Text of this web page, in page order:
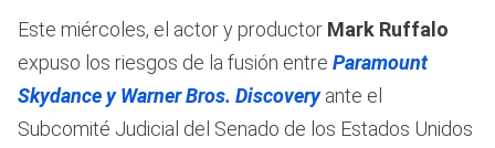
Este miércoles, el actor y productor Mark Ruffalo
expuso los riesgos de la fusión entre Paramount
Skydance y Warner Bros. Discoveryante el
Subcomité Judicial del Senado de los Estados Unidos